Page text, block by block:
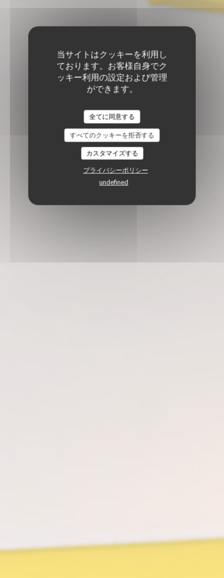
当サイトはクッキーを利用し
ております。お客様自身でク
ッキー利用の設定および管理
ができます。
全てに同意する
すべてのクッキーを拒否する
カスタマイズする
プライバシーポリシー
undefined